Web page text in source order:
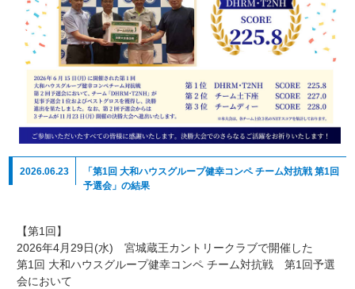
2026.06.23
「第1回 大和ハウスグループ健幸コンペ チーム対抗戦 第1回
予選会」の結果
【第1回】
2026年4月29日(水) 宮城蔵王カントリークラブで開催した
第1回 大和ハウスグループ健幸コンペ チーム対抗戦 第1回予選
会において